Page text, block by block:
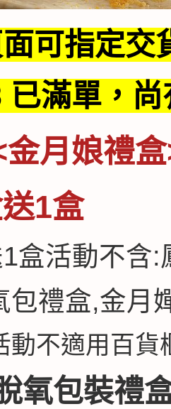
可指定交
已滿單，
金月娘禮
1盒
盒活動不含
包禮盒,金月
動不適用百貨
氧包裝禮